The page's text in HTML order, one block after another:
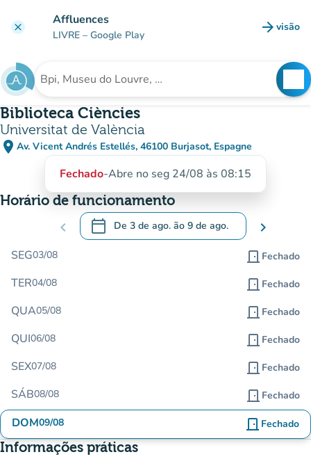
clear Affluences
LIVRE – Google Play arrow_forward visão
(novo
Procura uma instituição
Biblioteca Ciències
Universitat de València
place Av. Vicent Andrés Estellés, 46100 Burjasot, Espagne
(abrir no Google Maps)
(novo separador)
Fechado-Abre no seg 24/08 às 08:15
Horário de funcionamento
chevron_left calendar_today De 3 de ago. ão 9 de ago.
.Abra o calendário para alterar as datas
chevron_right
SEG03/08 door_front Fechado
TER04/08 door_front Fechado
QUA05/08 door_front Fechado
QUI06/08 door_front Fechado
SEX07/08 door_front Fechado
SÁB08/08 door_front Fechado
DOM09/08 door_front Fechado
Informações práticas